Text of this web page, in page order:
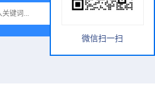
微信扫一扫